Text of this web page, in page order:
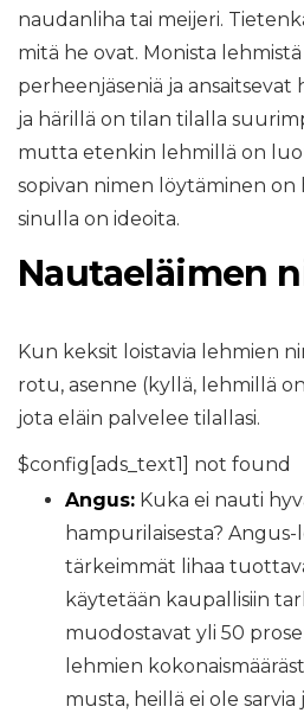
naudanliha tai meijeri.
mitä he ovat. Monista
perheenjäseniä ja ansaitsevat
ja härillä on tilan tilalla
mutta etenkin lehmillä on
sopivan nimen löytäminen on
sinulla on ideoita.
Nautaeläimen
Kun keksit loistavia lehmien
rotu, asenne (kyllä, lehmillä
jota eläin palvelee tilallasi.
$config[ads_text1] not found
Angus: Kuka ei nauti
hampurilaisesta?
tärkeimmät lihaa
käytetään kaupallisiin
muodostavat yli 50
lehmien
musta, heillä ei ole sarvia